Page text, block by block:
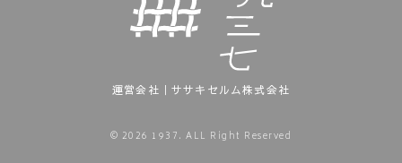
運営会社｜ササキセルム株式会社
©︎ 2026 1937. ALL Right Reserved